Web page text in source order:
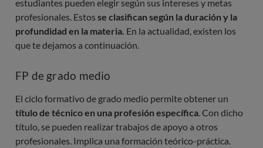
estudiantes pueden elegir según sus intereses y metas
profesionales. Estos se clasifican según la duración y la
profundidad en la materia. En la actualidad, existen los
que te dejamos a continuación.
FP de grado medio
El ciclo formativo de grado medio permite obtener un
título de técnico en una profesión específica. Con dicho
título, se pueden realizar trabajos de apoyo a otros
profesionales. Implica una formación teórico-práctica.